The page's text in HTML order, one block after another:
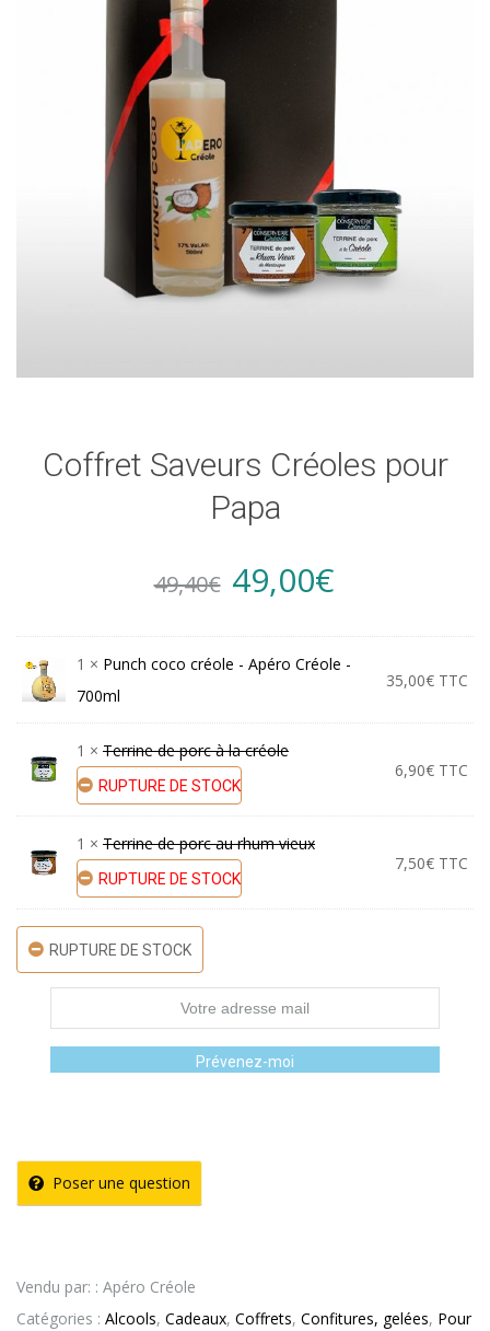
Coffret Saveurs Créoles pour
Papa
49,40€ Original
price
was:
49,40€.
49,00€
price
is:
49,00€.
1 × Punch coco créole - Apéro Créole -
700ml
35,00€ TTC
1 × Terrine de porc à la créole
RUPTURE DE STOCK
6,90€ TTC
1 × Terrine de porc au rhum vieux
RUPTURE DE STOCK
7,50€ TTC
RUPTURE DE STOCK
Prévenez-moi
Poser une question
Vendu par: : Apéro Créole
Catégories : Alcools, Cadeaux, Coffrets, Confitures, gelées, Pour